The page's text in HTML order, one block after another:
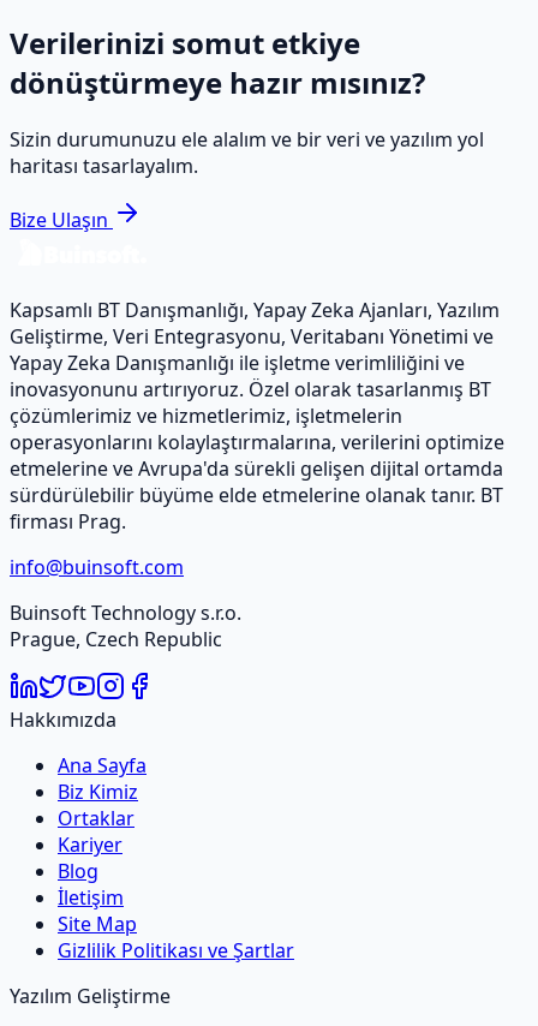
Verilerinizi somut etkiye
dönüştürmeye hazır mısınız?
Sizin durumunuzu ele alalım ve bir veri ve yazılım yol
haritası tasarlayalım.
Bize Ulaşın
Kapsamlı BT Danışmanlığı, Yapay Zeka Ajanları, Yazılım
Geliştirme, Veri Entegrasyonu, Veritabanı Yönetimi ve
Yapay Zeka Danışmanlığı ile işletme verimliliğini ve
inovasyonunu artırıyoruz. Özel olarak tasarlanmış BT
çözümlerimiz ve hizmetlerimiz, işletmelerin
operasyonlarını kolaylaştırmalarına, verilerini optimize
etmelerine ve Avrupa'da sürekli gelişen dijital ortamda
sürdürülebilir büyüme elde etmelerine olanak tanır. BT
firması Prag.
info@buinsoft.com
Buinsoft Technology s.r.o.
Prague, Czech Republic
Hakkımızda
Ana Sayfa
Biz Kimiz
Ortaklar
Kariyer
Blog
İletişim
Site Map
Gizlilik Politikası ve Şartlar
Yazılım Geliştirme